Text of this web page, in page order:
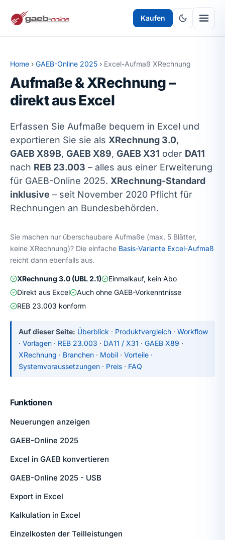
Kaufen
Home › GAEB-Online 2025 › Excel-Aufmaß XRechnung
Aufmaße & XRechnung –
direkt aus Excel
Erfassen Sie Aufmaße bequem in Excel und
exportieren Sie sie als XRechnung 3.0,
GAEB X89B, GAEB X89, GAEB X31 oder DA11
nach REB 23.003 – alles aus einer Erweiterung
für GAEB-Online 2025. XRechnung-Standard
inklusive – seit November 2020 Pflicht für
Rechnungen an Bundesbehörden.
Sie machen nur überschaubare Aufmaße (max. 5 Blätter,
keine XRechnung)? Die einfache Basis-Variante Excel-Aufmaß
reicht dann ebenfalls aus.
XRechnung 3.0 (UBL 2.1)
Einmalkauf, kein Abo
Direkt aus Excel
Auch ohne GAEB-Vorkenntnisse
REB 23.003 konform
Auf dieser Seite: Überblick · Produktvergleich · Workflow
· Vorlagen · REB 23.003 · DA11 / X31 · GAEB X89 ·
XRechnung · Branchen · Mobil · Vorteile ·
Systemvoraussetzungen · Preis · FAQ
Funktionen
Neuerungen anzeigen
GAEB-Online 2025
Excel in GAEB konvertieren
GAEB-Online 2025 - USB
Export in Excel
Kalkulation in Excel
Einzelkosten der Teilleistungen